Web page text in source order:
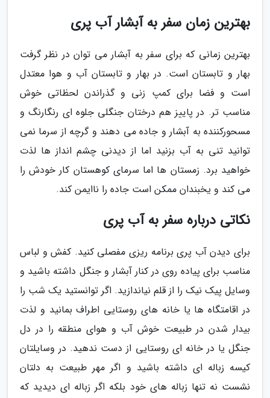
بهترین زمان سفر به آبشار آب پری
بهترین زمانی که برای سفر به آبشار می توان در نظر گرفت
بهار و تابستان است. در بهار و تابستان آب و هوا معتدل
است و فضا برای کمپ زنی و گذراندن لحظاتی خوش
مناسب تر. در پاییز هم درختان جنگلی جلوه ای رنگارنگ و
مسحورکننده به آبشار و جاده می دهند و گرچه از سرما نمی
توانید تنی به آب بزنید اما از دیدنی چشم انداز ها لذت
خواهید برد. زمستان ها اما سرمای کوهستان کار خودش را
می کند و یخبندان ممکن است جاده را ناایمن کند.
نکاتی درباره سفر به آب پری
برای دیدن آب پری برنامه ریزی مفصلی کنید. کفش و لباس
مناسب برای پیاده روی در کنار آبشار و جنگل داشته باشید و
وسایل پیک نیک را از قلم نیاندازید. اگر توانستید یک شب را
در اقامتگاه ها یا خانه های روستایی اطراف بمانید و لذت
بیدار شدن در طبیعت خوش آب و هوای منطقه را در دل
جنگل یا در خانه ای روستایی از دست ندهید. در وسایلتان
کیسه زباله ای داشته باشید و اگر مهر طبیعت به دلتان
نشست نه تنها زباله های خود بلکه اگر زباله ای دیدید که